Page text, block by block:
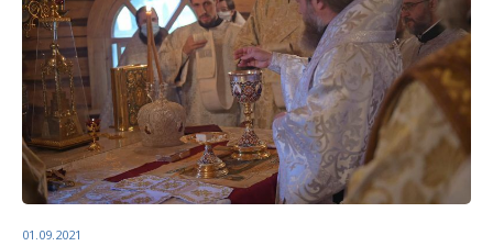
01.09.2021